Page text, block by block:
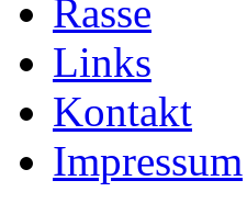
Rasse
Links
Kontakt
Impressum